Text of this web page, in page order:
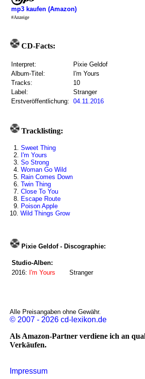
mp3 kaufen (Amazon)
#Anzeige
CD-Facts:
Interpret:
Pixie Geldof
Album-Titel:
I'm Yours
Tracks:
10
Label:
Stranger
Erstveröffentlichung: 04.11.2016
Tracklisting:
1. Sweet Thing
2. I'm Yours
3. So Strong
4. Woman Go Wild
5. Rain Comes Down
6. Twin Thing
7. Close To You
8. Escape Route
9. Poison Apple
10. Wild Things Grow
Pixie Geldof - Discographie:
Studio-Alben:
2016: I'm Yours Stranger
Alle Preisangaben ohne Gewähr.
© 2007 - 2026 cd-lexikon.de
Als Amazon-Partner verdiene ich an
Verkäufen.
Impressum